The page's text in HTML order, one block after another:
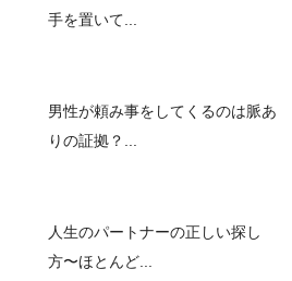
手を置いて...
男性が頼み事をしてくるのは脈あ
りの証拠？...
人生のパートナーの正しい探し
方〜ほとんど...